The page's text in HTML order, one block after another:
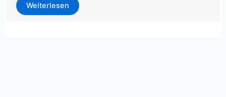
Weiterlesen